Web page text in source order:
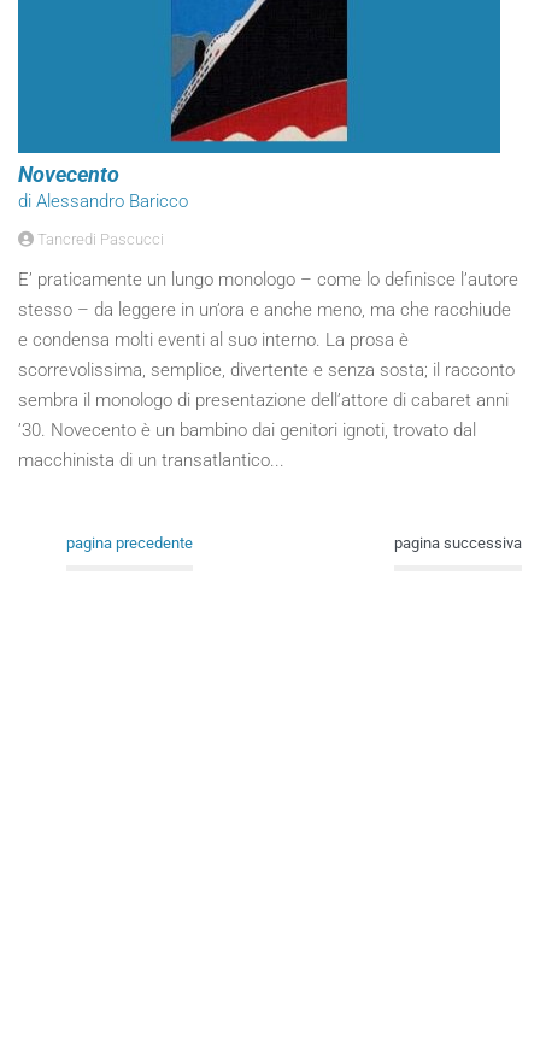
Novecento
di Alessandro Baricco
Tancredi Pascucci
E’ praticamente un lungo monologo – come lo definisce l’autore
stesso – da leggere in un’ora e anche meno, ma che racchiude
e condensa molti eventi al suo interno. La prosa è
scorrevolissima, semplice, divertente e senza sosta; il racconto
sembra il monologo di presentazione dell’attore di cabaret anni
’30. Novecento è un bambino dai genitori ignoti, trovato dal
macchinista di un transatlantico...
pagina precedente pagina successiva